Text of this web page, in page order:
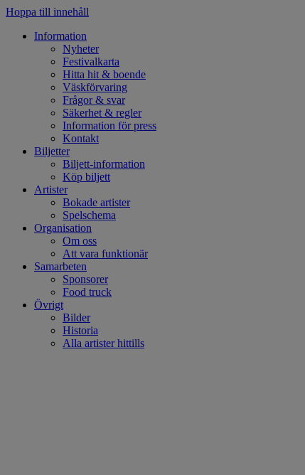
Hoppa till innehåll
Information
Nyheter
Festivalkarta
Hitta hit & boende
Väskförvaring
Frågor & svar
Säkerhet & regler
Information för press
Kontakt
Biljetter
Biljett-information
Köp biljett
Artister
Bokade artister
Spelschema
Organisation
Om oss
Att vara funktionär
Samarbeten
Sponsorer
Food truck
Övrigt
Bilder
Historia
Alla artister hittills